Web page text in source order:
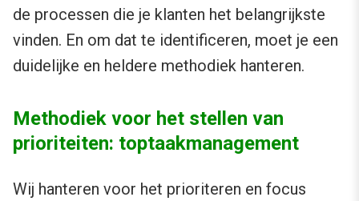
de processen die je klanten het belangrijkste
vinden. En om dat te identificeren, moet je een
duidelijke en heldere methodiek hanteren.
Methodiek voor het stellen van
prioriteiten: toptaakmanagement
Wij hanteren voor het prioriteren en focus